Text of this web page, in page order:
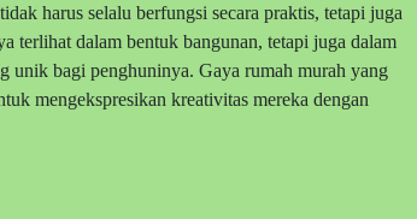
harus selalu berfungsi secara praktis, tetapi juga
terlihat dalam bentuk bangunan, tetapi juga dalam
unik bagi penghuninya. Gaya rumah murah yang
mengekspresikan kreativitas mereka dengan